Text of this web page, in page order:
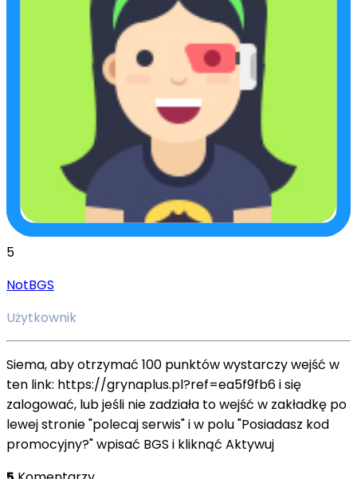
5
NotBGS
Użytkownik
Siema, aby otrzymać 100 punktów wystarczy wejść w
ten link: https://grynaplus.pl?ref=ea5f9fb6 i się
zalogować, lub jeśli nie zadziała to wejść w zakładkę po
lewej stronie "polecaj serwis" i w polu "Posiadasz kod
promocyjny?" wpisać BGS i kliknąć Aktywuj